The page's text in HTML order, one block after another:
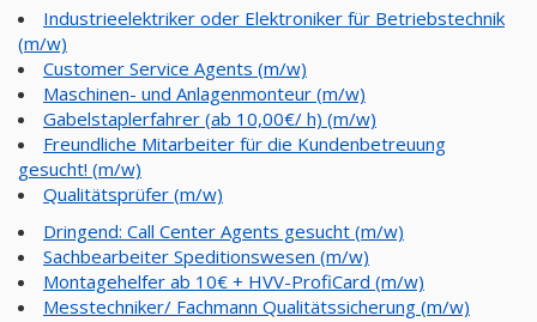
Industrieelektriker oder Elektroniker für Betriebstechnik
(m/w)
Customer Service Agents (m/w)
Maschinen- und Anlagenmonteur (m/w)
Gabelstaplerfahrer (ab 10,00€/ h) (m/w)
Freundliche Mitarbeiter für die Kundenbetreuung
gesucht! (m/w)
Qualitätsprüfer (m/w)
Dringend: Call Center Agents gesucht (m/w)
Sachbearbeiter Speditionswesen (m/w)
Montagehelfer ab 10€ + HVV-ProfiCard (m/w)
Messtechniker/ Fachmann Qualitätssicherung (m/w)